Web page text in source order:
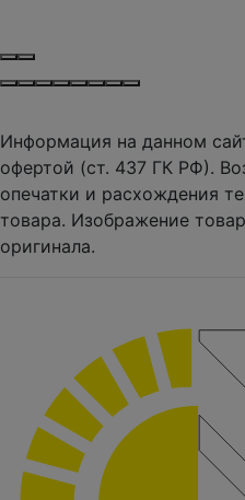
Информация на данном
офертой (ст. 437 ГК РФ).
опечатки и расхождения
товара. Изображение
оригинала.